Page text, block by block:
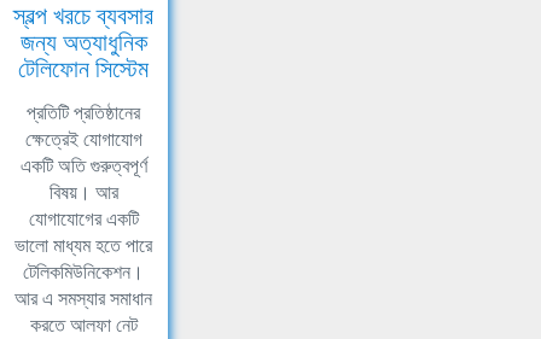
স্বল্প খরচে ব্যবসার
জন্য অত্যাধুনিক
টেলিফোন সিস্টেম
প্রতিটি প্রতিষ্ঠানের
ক্ষেত্রেই যোগাযোগ
একটি অতি গুরুত্বপূর্ণ
বিষয়। আর
যোগাযোগের একটি
ভালো মাধ্যম হতে পারে
টেলিকমিউনিকেশন।
আর এ সমস্যার সমাধান
করতে আলফা নেট